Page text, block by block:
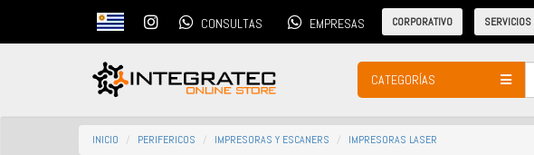
CONSULTAS EMPRESAS CORPORATIVO SERVICIOS
CATEGORÍAS
INICIO PERIFERICOS IMPRESORAS Y ESCANERS IMPRESORAS LASER